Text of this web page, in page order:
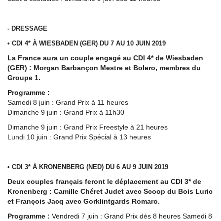
- DRESSAGE
• CDI 4* À WIESBADEN (GER) DU 7 AU 10 JUIN 2019
La France aura un couple engagé au CDI 4* de Wiesbaden
(GER) : Morgan Barbançon Mestre et Bolero, membres du
Groupe 1.
Programme :
Samedi 8 juin : Grand Prix à 11 heures
Dimanche 9 juin : Grand Prix à 11h30
Dimanche 9 juin : Grand Prix Freestyle à 21 heures
Lundi 10 juin : Grand Prix Spécial à 13 heures
• CDI 3* À KRONENBERG (NED) DU 6 AU 9 JUIN 2019
Deux couples français feront le déplacement au CDI 3* de
Kronenberg : Camille Chéret Judet avec Scoop du Bois Luric
et François Jacq avec Gorklintgards Romaro.
Programme : Vendredi 7 juin : Grand Prix dès 8 heures Samedi 8